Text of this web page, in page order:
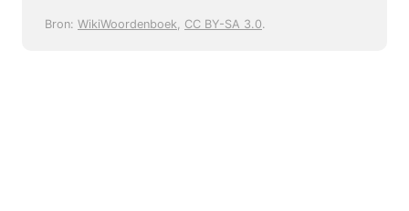
Bron: WikiWoordenboek, CC BY-SA 3.0.